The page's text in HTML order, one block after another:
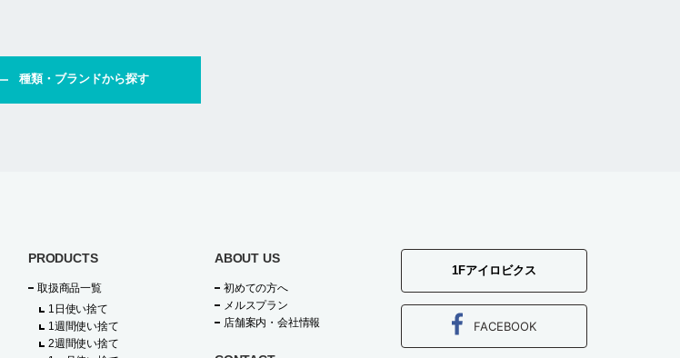
種類・ブランドから探す
PRODUCTS
取扱商品一覧
1日使い捨て
1週間使い捨て
2週間使い捨て
ABOUT US
初めての方へ
メルスプラン
店舗案内・会社情報
1Fアイロビクス
FACEBOOK